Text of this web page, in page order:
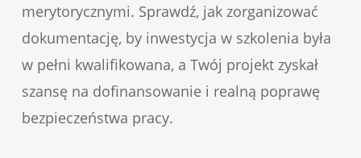
merytorycznymi. Sprawdź, jak zorganizować
dokumentację, by inwestycja w szkolenia była
w pełni kwalifikowana, a Twój projekt zyskał
szansę na dofinansowanie i realną poprawę
bezpieczeństwa pracy.